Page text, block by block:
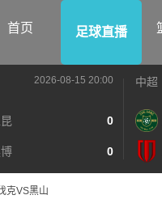
首页 足球直播
2026-08-15 20:00
0
0
中超
克VS黑山